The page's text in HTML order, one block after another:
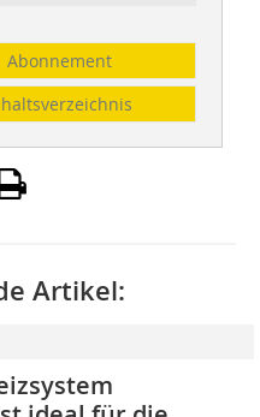
Abonnement
Artikel: